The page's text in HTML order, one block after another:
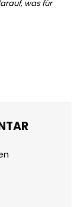
was für